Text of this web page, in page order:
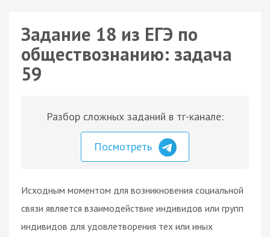
Задание 18 из ЕГЭ по
обществознанию: задача
59
Разбор сложных заданий в тг-канале:
Посмотреть
Исходным моментом для возникновения социальной
связи является взаимодействие индивидов или групп
индивидов для удовлетворения тех или иных